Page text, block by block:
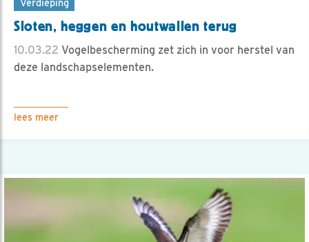
Verdieping
Sloten, heggen en houtwallen terug
10.03.22 Vogelbescherming zet zich in voor herstel van
deze landschapselementen.
lees meer